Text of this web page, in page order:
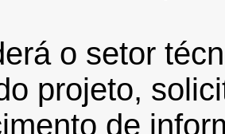
o setor
projeto,
de